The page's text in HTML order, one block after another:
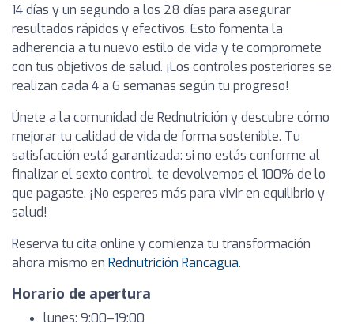
14 días y un segundo a los 28 días para asegurar
resultados rápidos y efectivos. Esto fomenta la
adherencia a tu nuevo estilo de vida y te compromete
con tus objetivos de salud. ¡Los controles posteriores se
realizan cada 4 a 6 semanas según tu progreso!
Únete a la comunidad de Rednutrición y descubre cómo
mejorar tu calidad de vida de forma sostenible. Tu
satisfacción está garantizada: si no estás conforme al
finalizar el sexto control, te devolvemos el 100% de lo
que pagaste. ¡No esperes más para vivir en equilibrio y
salud!
Reserva tu cita online y comienza tu transformación
ahora mismo en Rednutrición Rancagua.
Horario de apertura
lunes: 9:00–19:00